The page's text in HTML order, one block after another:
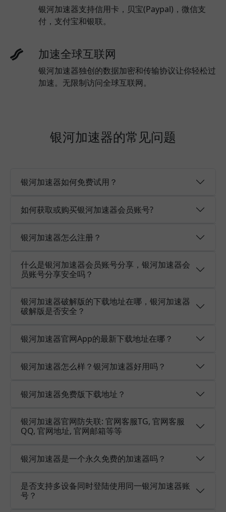
银河加速器支持信用卡，贝宝(Paypal)，微信支
付，支付宝和银联。
加速全球互联网
银河加速器独创的数据加密和传输协议让你轻松过
加速。无限制访问全球互联网。
银河加速器的常见问题
银河加速器如何免费试用？
如何获取或购买银河加速器会员账号?
银河加速器怎么注册？
什么是银河加速器会员账号分享，银河加速器会
员账号分享安全吗？
银河加速器破解版的下载地址在哪，银河加速器
破解版是否安全？
银河加速器官网App的最新下载地址在哪？
银河加速器怎么样？银河加速器好用吗？
银河加速器免费版下载地址？
银河加速器官网防失联: 官网客服TG, 官网客服
QQ, 官网地址, 官网邮箱等等
银河加速器是一个永久免费的加速器吗？
是否支持多设备同时登陆使用同一银河加速器账
号？